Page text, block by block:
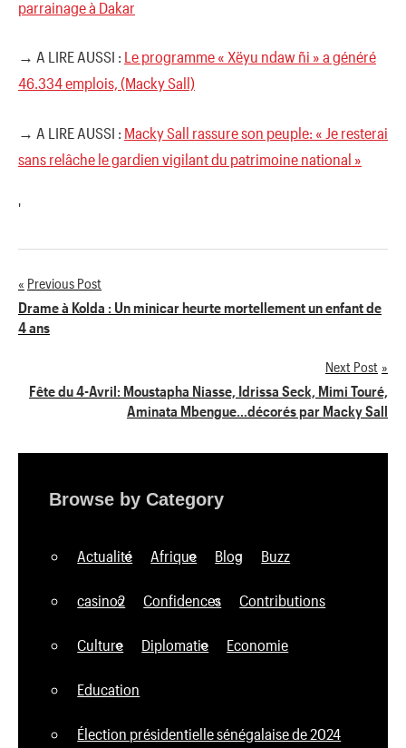
parrainage à Dakar
→ A LIRE AUSSI : Le programme « Xëyu ndaw ñi » a généré
46.334 emplois, (Macky Sall)
→ A LIRE AUSSI : Macky Sall rassure son peuple: « Je resterai
sans relâche le gardien vigilant du patrimoine national »
'
Navigation
de
Previous Post
Drame à Kolda : Un minicar heurte mortellement un enfant de
4 ans
Next Post
Fête du 4-Avril: Moustapha Niasse, Idrissa Seck, Mimi Touré,
Aminata Mbengue…décorés par Macky Sall
Browse by Category
Actualité Afrique Blog Buzz
casino2 Confidences Contributions
Culture Diplomatie Economie
Education
Élection présidentielle sénégalaise de 2024